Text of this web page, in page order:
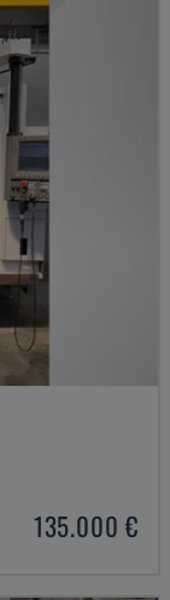
135.000 €